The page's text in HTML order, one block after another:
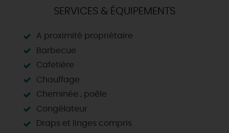
SERVICES & ÉQUIPEMENTS
A proximité propriétaire
Barbecue
Cafetière
Chauffage
Cheminée , poêle
Congélateur
Draps et linges compris